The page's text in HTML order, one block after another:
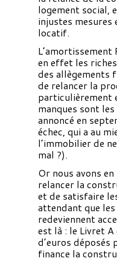
logement social,
injustes mesures
locatif.
L’amortissement
en effet les
des allègements
de relancer la
particulièrement
manques sont
annoncé en
échec, qui a au
l’immobilier de
mal ?).
Or nous avons
relancer la
et de satisfaire
attendant que
redeviennent
est là : le Livret
d’euros déposés
finance la